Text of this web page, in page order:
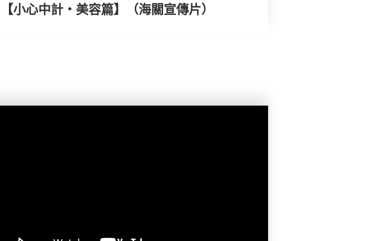
【小心中計‧美容篇】（海關宣傳片）